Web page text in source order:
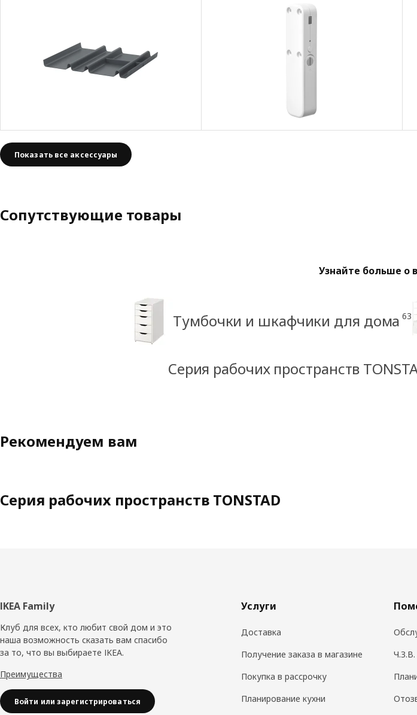
Показать все аксессуары
Сопутствующие товары
Узнайте больше о
Тумбочки и шкафчики для дома 63
Серия рабочих пространств
Рекомендуем вам
Серия рабочих пространств TONSTAD
Нижний
колонтитул
IKEA Family
Клуб для всех, кто любит свой дом и это
наша возможность сказать вам спасибо
за то, что вы выбираете IKEA.
Преимущества
Войти или зарегистрироваться
Услуги
Доставка
Получение заказа в магазине
Покупка в рассрочку
Планирование кухни
Ч.З.В.